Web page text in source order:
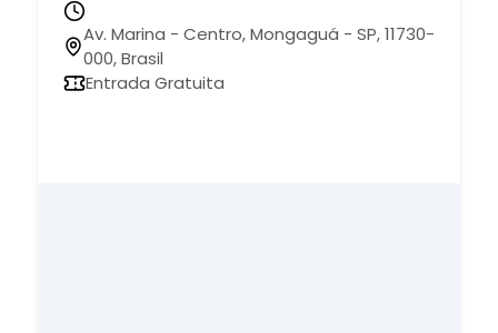
Av. Marina - Centro, Mongaguá - SP, 11730-
000, Brasil
Entrada Gratuita